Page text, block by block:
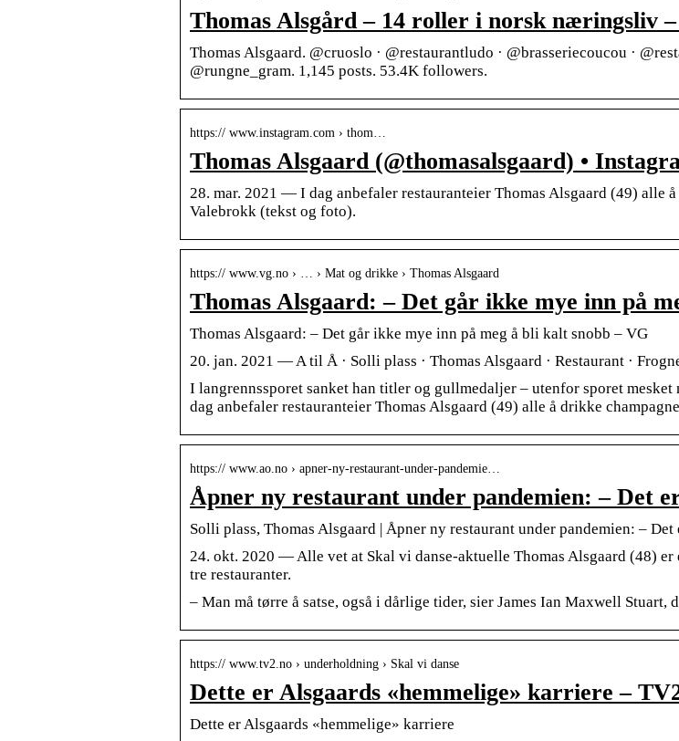
Thomas Alsgård – 14 roller i norsk næringsliv
Thomas Alsgaard. @cruoslo · @restaurantludo · @brasseriecoucou ·
@rungne_gram. 1,145 posts. 53.4K followers.
https:// www.instagram.com › thom…
Thomas Alsgaard (@thomasalsgaard) •
28. mar. 2021 — I dag anbefaler restauranteier Thomas Alsgaard (49) alle
Valebrokk (tekst og foto).
https:// www.vg.no › … › Mat og drikke › Thomas Alsgaard
Thomas Alsgaard: – Det går ikke mye inn på
Thomas Alsgaard: – Det går ikke mye inn på meg å bli kalt snobb – VG
20. jan. 2021 — A til Å · Solli plass · Thomas Alsgaard · Restaurant ·
I langrennssporet sanket han titler og gullmedaljer – utenfor sporet
dag anbefaler restauranteier Thomas Alsgaard (49) alle å drikke
https:// www.ao.no › apner-ny-restaurant-under-pandemie…
Åpner ny restaurant under pandemien: – Det
Solli plass, Thomas Alsgaard | Åpner ny restaurant under pandemien: – Det
24. okt. 2020 — Alle vet at Skal vi danse-aktuelle Thomas Alsgaard (48)
tre restauranter.
– Man må tørre å satse, også i dårlige tider, sier James Ian Maxwell Stuart,
https:// www.tv2.no › underholdning › Skal vi danse
Dette er Alsgaards «hemmelige» karriere –
Dette er Alsgaards «hemmelige» karriere